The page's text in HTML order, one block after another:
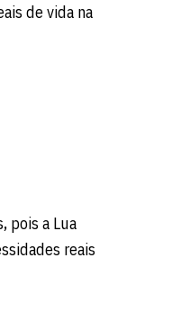
de vida na
pois a Lua
reais